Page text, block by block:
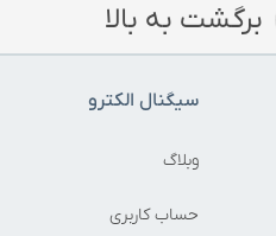
برگشت به بالا
سیگنال الکترو
وبلاگ
حساب کاربری